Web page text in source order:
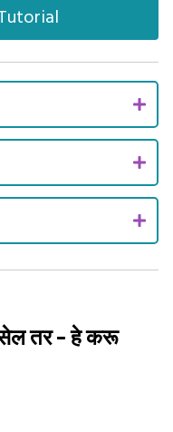
तर - हे करू